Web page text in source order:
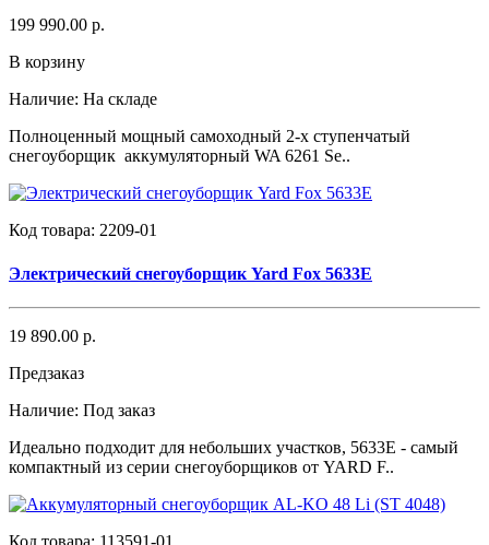
199 990.00 р.
В корзину
Наличие: На складе
Полноценный мощный самоходный 2-х ступенчатый
снегоуборщик аккумуляторный WA 6261 Se..
Код товара: 2209-01
Электрический снегоуборщик Yard Fox 5633E
19 890.00 р.
Предзаказ
Наличие: Под заказ
Идеально подходит для небольших участков, 5633Е - самый
компактный из серии снегоуборщиков от YARD F..
Код товара: 113591-01